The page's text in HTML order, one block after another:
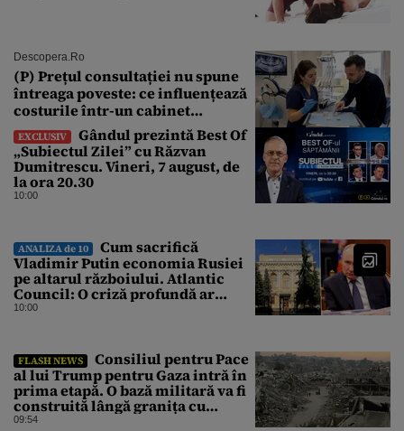
Descopera.ro
(P) Prețul consultației nu spune
întreaga poveste: ce influențează
costurile într-un cabinet
stomatologic din București
EXCLUSIV
Gândul prezintă Best Of
„Subiectul Zilei” cu Răzvan
Dumitrescu. Vineri, 7 august, de
la ora 20.30
10:00
ANALIZA de 10
Cum sacrifică
Vladimir Putin economia Rusiei
pe altarul războiului. Atlantic
Council: O criză profundă ar
putea forța Kremlinul să apeleze
10:00
FLASH NEWS
Consiliul pentru Pace
al lui Trump pentru Gaza intră în
prima etapă. O bază militară va fi
construită lângă granița cu
Israelul
09:54